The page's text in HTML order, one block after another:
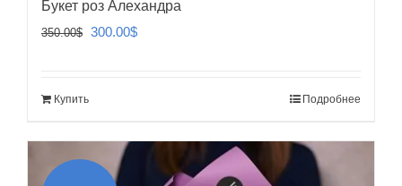
Букет роз Алехандра
350.00$
Первоначальная
300.00$Текущая
Купить Подробнее